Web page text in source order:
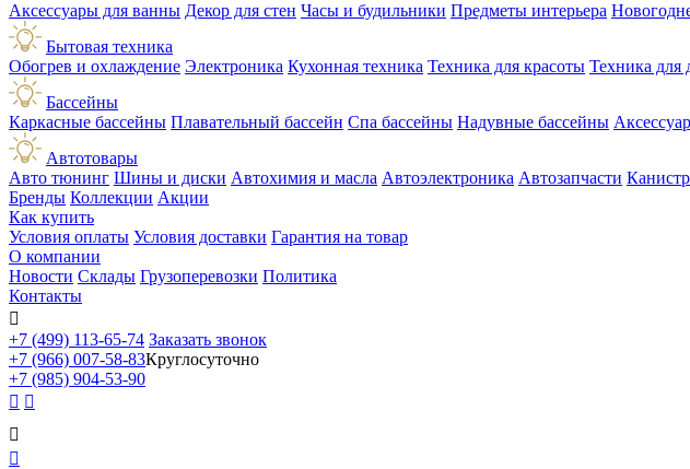
Аксессуары для ванны Декор для стен Часы и будильники Предметы интерьера
Бытовая техника
Обогрев и охлаждение Электроника Кухонная техника Техника для красоты Техника для
Бассейны
Каркасные бассейны Плавательный бассейн Спа бассейны Надувные бассейны
Автотовары
Авто тюнинг Шины и диски Автохимия и масла Автоэлектроника Автозапчасти
Бренды Коллекции Акции
Как купить
Условия оплаты Условия доставки Гарантия на товар
О компании
Новости Склады Грузоперевозки Политика
Контакты

+7 (499) 113-65-74 Заказать звонок
+7 (966) 007-58-83Круглосуточно
+7 (985) 904-53-90
 

